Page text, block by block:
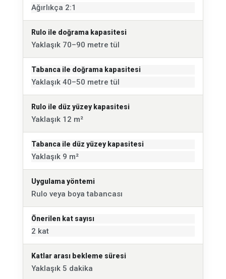
Ağırlıkça 2:1
Rulo ile doğrama kapasitesi
Yaklaşık 70–90 metre tül
Tabanca ile doğrama kapasitesi
Yaklaşık 40–50 metre tül
Rulo ile düz yüzey kapasitesi
Yaklaşık 12 m²
Tabanca ile düz yüzey kapasitesi
Yaklaşık 9 m²
Uygulama yöntemi
Rulo veya boya tabancası
Önerilen kat sayısı
2 kat
Katlar arası bekleme süresi
Yaklaşık 5 dakika